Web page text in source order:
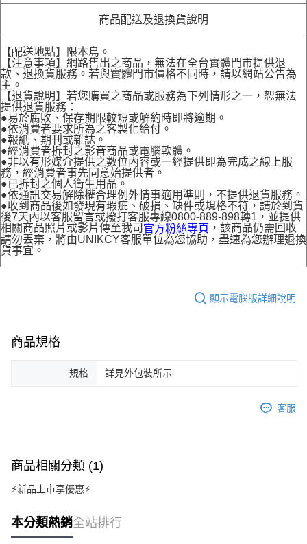
商品配送及退換貨說明
【配送地點】限本島。
【注意事項】網路售出之商品，無法在全台實體門市提供退
款、退換貨服務。若與實體門市價格不同時，請以網站公告為
主。
【退貨說明】若您購買之商品或服務為下列情形之一，恕無法
提供退貨服務：
●易於腐敗、保存期限較短或解約時即將逾期。
●依消費者要求所為之客製化給付。
●報紙、期刊或雜誌。
●經消費者拆封之影音商品或電腦軟體。
●非以有形媒介提供之數位內容或一經提供即為完成之線上服
務，經消費者事先同意始提供者。
●已拆封之個人衛生用品。
●依通訊交易解除權合理例外情事適用準則，不提供退貨服務。
●收到商品後如發現有瑕疵、破損、缺件或規格不符，請於到貨
後7天內以客服留言或撥打客服專線0800-889-898轉1，並提供
相關商品照片或影片傳至我司 官方粉絲專頁 ，該商品仍需回收
請勿丟棄，將由UNIKCY客服單位為您協助，盡速為您辦理退換
貨事宜。
顯示電腦版詳細說明
商品規格
規格 詳見外包裝所示
客服
商品相關分類 (1)
⚡新品上市享優惠⚡
本分類熱銷全站排行